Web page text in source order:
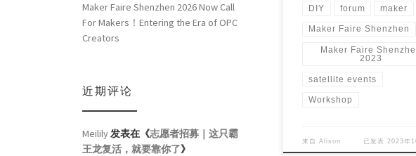
DIY forum maker
Maker Faire Shenzhen
Maker Faire
2023
satellite events
Workshop
来自Alison 已发表 2023年
Maker Faire Shenzhen 2026 Now Call
For Makers！Entering the Era of OPC
Creators
近期评论
Meilily 发表在《志愿者招募｜这只霸
王龙复活，就要靠你了》